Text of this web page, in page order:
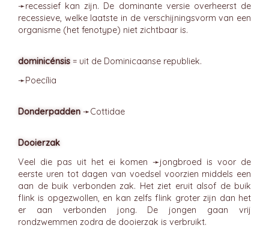
➛recessief kan zijn. De dominante versie overheerst de
recessieve, welke laatste in de verschijningsvorm van een
organisme (het fenotype) niet zichtbaar is.
dominicénsis = uit de Dominicaanse republiek.
➛Poecília
Donderpadden ➛Cottidae
Dooierzak
Veel die pas uit het ei komen ➛jongbroed is voor de
eerste uren tot dagen van voedsel voorzien middels een
aan de buik verbonden zak. Het ziet eruit alsof de buik
flink is opgezwollen, en kan zelfs flink groter zijn dan het
er aan verbonden jong. De jongen gaan vrij
rondzwemmen zodra de dooierzak is verbruikt.